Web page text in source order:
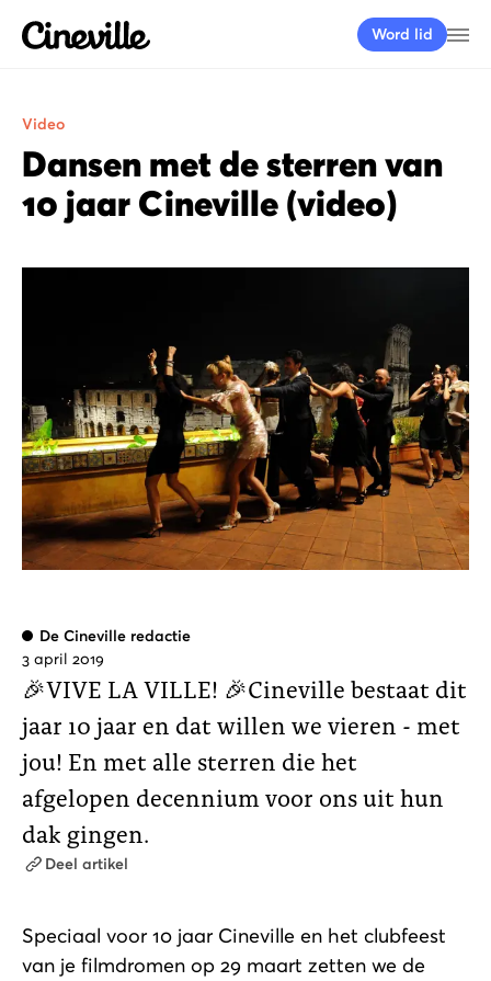
Cineville Logo
Word lid
Video
Dansen met de sterren van
10 jaar Cineville (video)
De Cineville redactie
3 april 2019
🎉VIVE LA VILLE! 🎉Cineville bestaat dit
jaar 10 jaar en dat willen we vieren - met
jou! En met alle sterren die het
afgelopen decennium voor ons uit hun
dak gingen.
Deel artikel
Speciaal voor 10 jaar Cineville en het clubfeest
van je filmdromen op 29 maart zetten we de